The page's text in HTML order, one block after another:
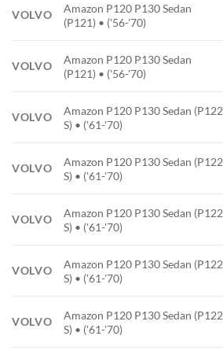
VOLVO
Amazon P120 P130 Sedan
(P121) • ('56-'70)
VOLVO
Amazon P120 P130 Sedan
(P121) • ('56-'70)
VOLVO
Amazon P120 P130 Sedan (P122
S) • ('61-'70)
VOLVO
Amazon P120 P130 Sedan (P122
S) • ('61-'70)
VOLVO
Amazon P120 P130 Sedan (P122
S) • ('61-'70)
VOLVO
Amazon P120 P130 Sedan (P122
S) • ('61-'70)
VOLVO
Amazon P120 P130 Sedan (P122
S) • ('61-'70)